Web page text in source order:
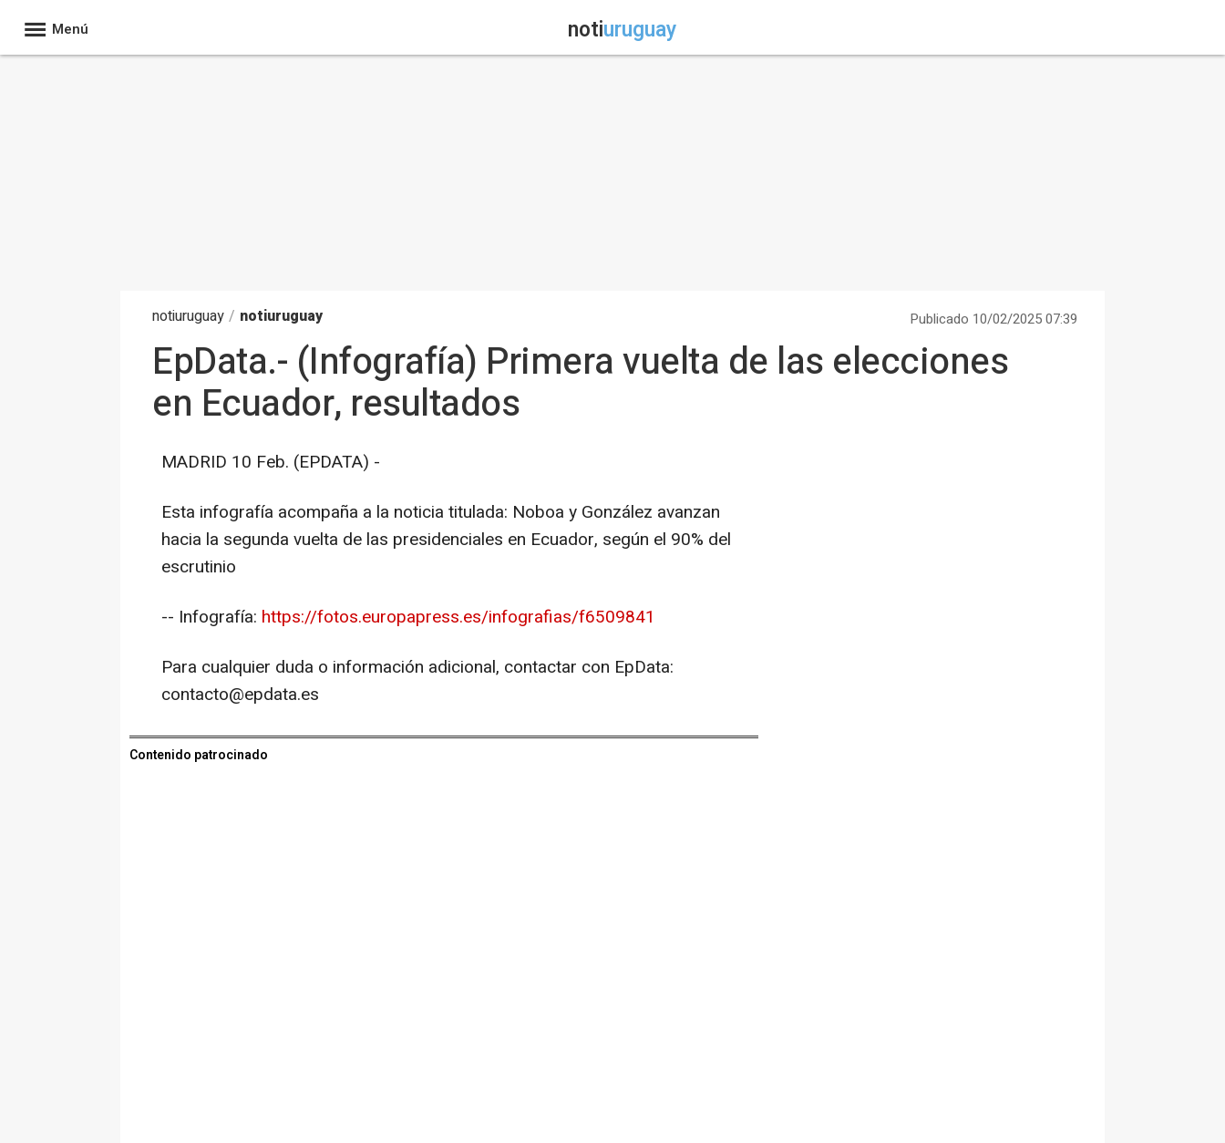
Menú notiuruguay
notiuruguay / notiuruguay Publicado 10/02/2025 07:39
EpData.- (Infografía) Primera vuelta de las elecciones
en Ecuador, resultados
MADRID 10 Feb. (EPDATA) -
Esta infografía acompaña a la noticia titulada: Noboa y González avanzan
hacia la segunda vuelta de las presidenciales en Ecuador, según el 90% del
escrutinio
-- Infografía: https://fotos.europapress.es/infografias/f6509841
Para cualquier duda o información adicional, contactar con EpData:
contacto@epdata.es
Contenido patrocinado